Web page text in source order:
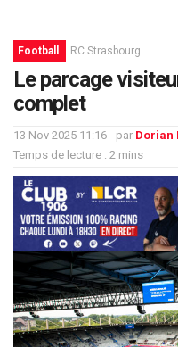
Football RC Strasbourg
Le parcage
complet
13 Nov 2025 11:16 par Dorian
Temps de lecture : 2 mins